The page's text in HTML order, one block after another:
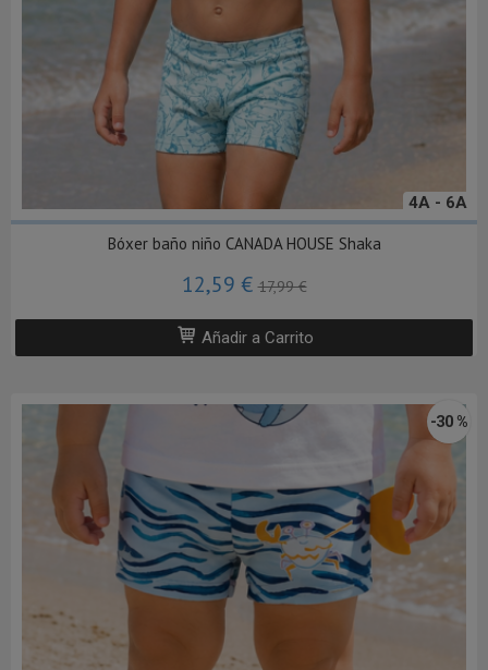
4A - 6A
Bóxer baño niño CANADA HOUSE Shaka
12,59 €17,99 €
Añadir a Carrito
-30 %